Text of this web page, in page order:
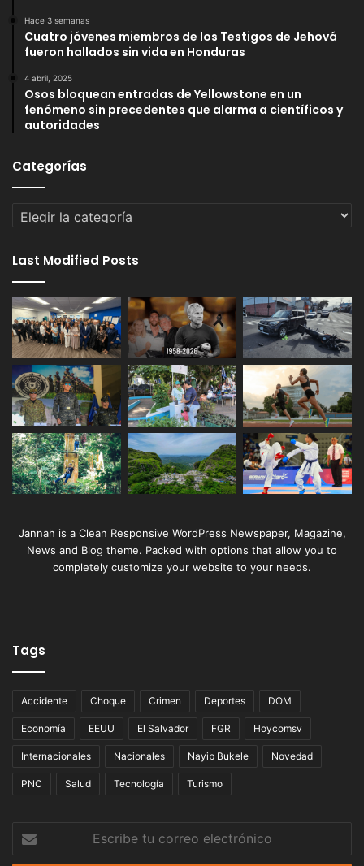
Hace 3 semanas
Cuatro jóvenes miembros de los Testigos de Jehová
fueron hallados sin vida en Honduras
4 abril, 2025
Osos bloquean entradas de Yellowstone en un
fenómeno sin precedentes que alarma a científicos y
autoridades
Categorías
Categorías
Last Modified Posts
Jannah is a Clean Responsive WordPress Newspaper, Magazine,
News and Blog theme. Packed with options that allow you to
completely customize your website to your needs.
Tags
Accidente Choque Crimen Deportes DOM
Economía EEUU El Salvador FGR Hoycomsv
Internacionales Nacionales Nayib Bukele Novedad
PNC Salud Tecnología Turismo